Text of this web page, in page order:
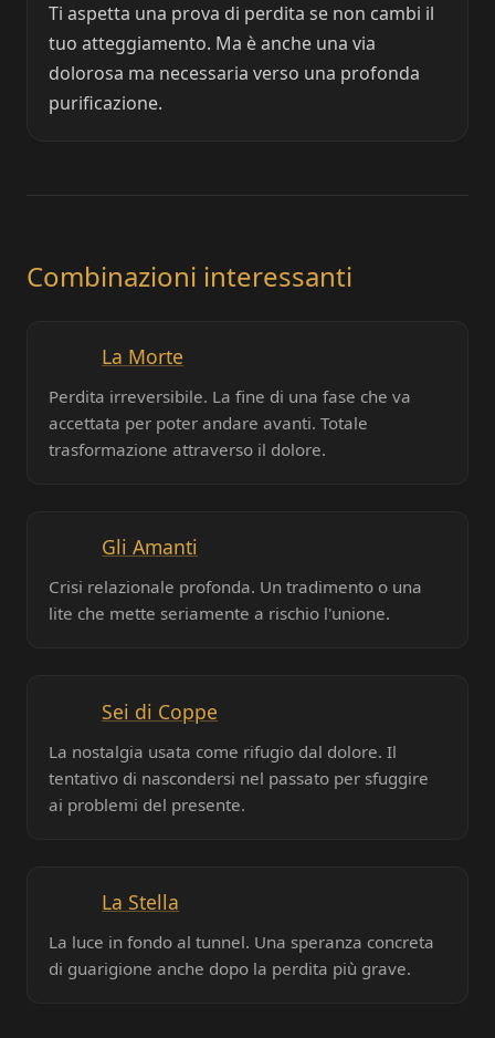
Ti aspetta una prova di perdita se non cambi il
tuo atteggiamento. Ma è anche una via
dolorosa ma necessaria verso una profonda
purificazione.
Combinazioni interessanti
La Morte
Perdita irreversibile. La fine di una fase che va
accettata per poter andare avanti. Totale
trasformazione attraverso il dolore.
Gli Amanti
Crisi relazionale profonda. Un tradimento o una
lite che mette seriamente a rischio l'unione.
Sei di Coppe
La nostalgia usata come rifugio dal dolore. Il
tentativo di nascondersi nel passato per sfuggire
ai problemi del presente.
La Stella
La luce in fondo al tunnel. Una speranza concreta
di guarigione anche dopo la perdita più grave.